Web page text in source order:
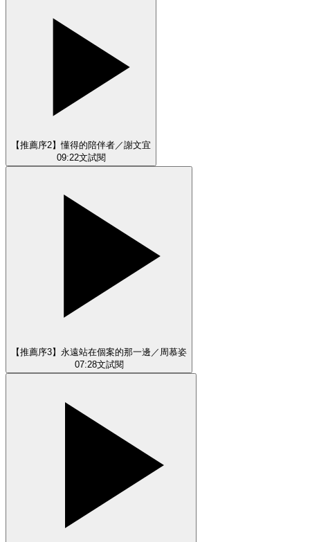
【推薦序2】懂得的陪伴者／謝文宜
09:22文試閱
【推薦序3】永遠站在個案的那一邊／周慕姿
07:28文試閱